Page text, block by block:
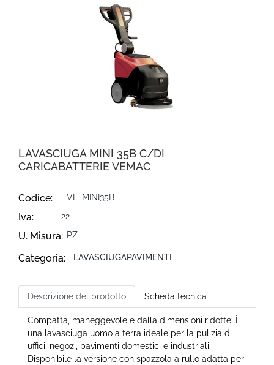
LAVASCIUGA MINI 35B C/DI
CARICABATTERIE VEMAC
Codice: VE-MINI35B
Iva: 22
U. Misura: PZ
Categoria: LAVASCIUGAPAVIMENTI
Descrizione del prodotto Scheda tecnica
Compatta, maneggevole e dalla dimensioni ridotte: Ì
una lavasciuga uomo a terra ideale per la pulizia di
uffici, negozi, pavimenti domestici e industriali.
Disponibile la versione con spazzola a rullo adatta per